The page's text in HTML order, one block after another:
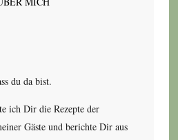
du da bist.
ich Dir die Rezepte der
Gäste und berichte Dir aus